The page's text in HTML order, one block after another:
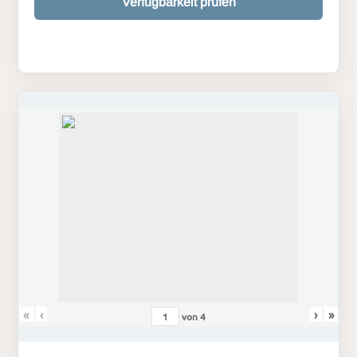
« ‹ von4 › »